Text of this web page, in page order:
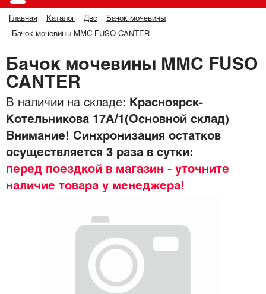
Главная Каталог Двс Бачок мочевины
Бачок мочевины MMC FUSO CANTER
Бачок мочевины MMC FUSO
CANTER
В наличии на складе:
Красноярск-
Котельникова 17А/1(Основной склад)
Внимание! Синхронизация остатков
осуществляется 3 раза в сутки:
перед поездкой в магазин - уточните
наличие товара у менеджера!